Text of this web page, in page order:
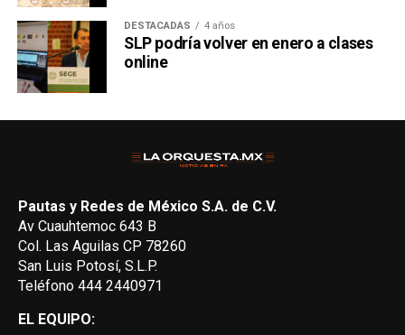
DESTACADAS 4 años
SLP podría volver en enero a clases
online
Pautas y Redes de México S.A. de C.V.
Av Cuauhtemoc 643 B
Col. Las Aguilas CP 78260
San Luis Potosí, S.L.P.
Teléfono 444 2440971
EL EQUIPO: